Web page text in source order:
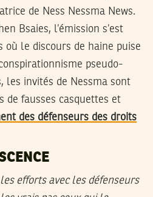
de Ness Nessma News.
Bsaies, l’émission s’est
où le discours de haine puise
pseudo-
les invités de Nessma sont
de fausses casquettes et
des défenseurs des droits
efforts avec les défenseurs